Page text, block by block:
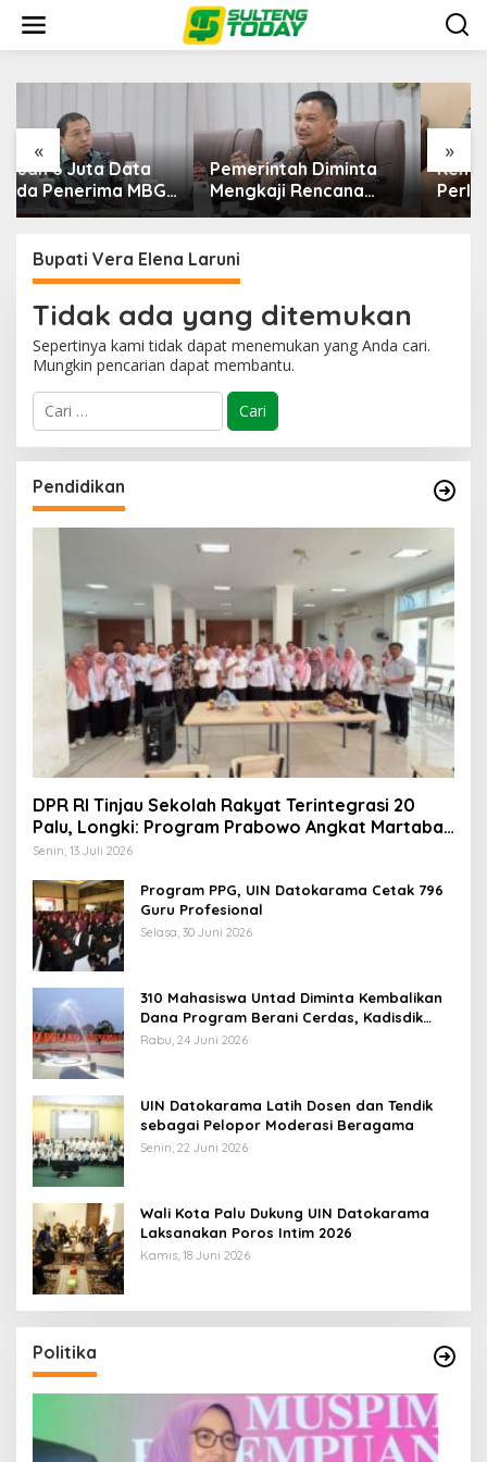
konten
« »
Pemerintah Diminta
Mengkaji Rencana
Kenaikan Gaji Kepala
Kementerian ESDM
Perlu Survei Potensi
Helium di Sesar Palu-
Masa Depan
Bupati Vera Elena Laruni
Tidak ada yang ditemukan
Sepertinya kami tidak dapat menemukan yang Anda cari.
Mungkin pencarian dapat membantu.
Cari
untuk:
Pendidikan
DPR RI Tinjau Sekolah Rakyat Terintegrasi 20
Palu, Longki: Program Prabowo Angkat Martabat
Anak Miskin
Senin, 13 Juli 2026
Program PPG, UIN Datokarama Cetak 796
Guru Profesional
Selasa, 30 Juni 2026
310 Mahasiswa Untad Diminta Kembalikan
Dana Program Berani Cerdas, Kadisdik
Sulteng: Tidak Boleh Terima Beasiswa
Rabu, 24 Juni 2026
UIN Datokarama Latih Dosen dan Tendik
sebagai Pelopor Moderasi Beragama
Senin, 22 Juni 2026
Wali Kota Palu Dukung UIN Datokarama
Laksanakan Poros Intim 2026
Kamis, 18 Juni 2026
Politika